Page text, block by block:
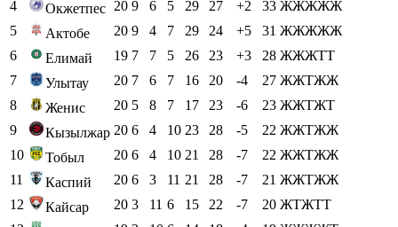
4
Окжетпес 20 9 6 5 29 27 +2 33 ЖЖЖЖЖ
5
Актобе 20 9 4 7 29 24 +5 31 ЖЖЖЖЖ
6
Елимай 19 7 7 5 26 23 +3 28 ЖЖЖТТ
7
Улытау 20 7 6 7 16 20 -4 27 ЖЖТЖЖ
8
Женис 20 5 8 7 17 23 -6 23 ЖЖТЖТ
9
Кызылжар 20 6 4 10 23 28 -5 22 ЖЖТЖЖ
10
Тобыл 20 6 4 10 21 28 -7 22 ЖЖТЖЖ
11
Каспий 20 6 3 11 21 28 -7 21 ЖЖТЖЖ
12
Кайсар 20 3 11 6 15 22 -7 20 ЖТЖТТ